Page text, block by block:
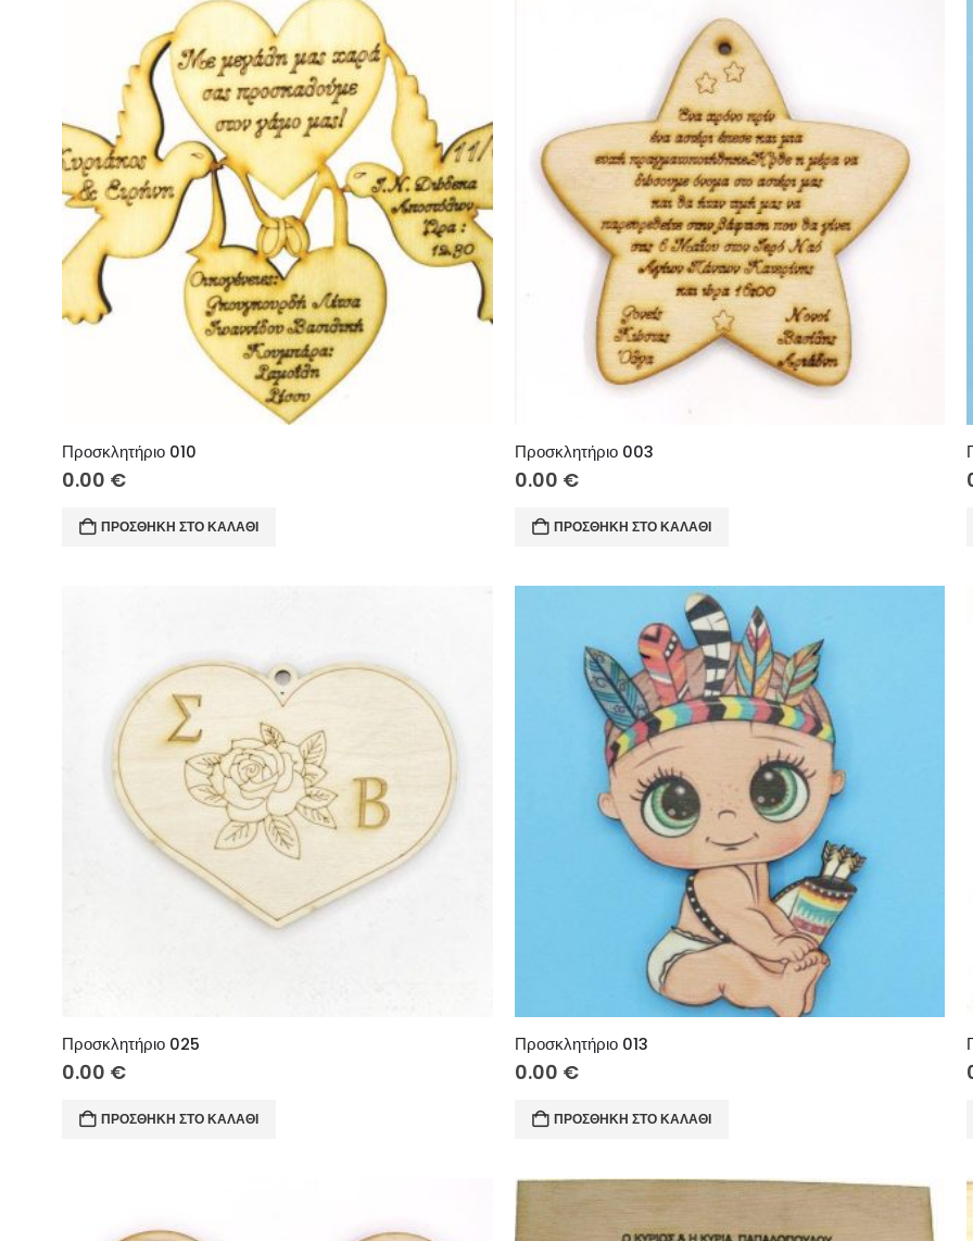
Προσκλητήριο 010
0.00 €
ΠΡΟΣΘΉΚΗ ΣΤΟ ΚΑΛΆΘΙ
Προσκλητήριο 003
0.00 €
ΠΡΟΣΘΉΚΗ ΣΤΟ ΚΑΛΆΘΙ
Προσκλητήριο 025
0.00 €
ΠΡΟΣΘΉΚΗ ΣΤΟ ΚΑΛΆΘΙ
Προσκλητήριο 013
0.00 €
ΠΡΟΣΘΉΚΗ ΣΤΟ ΚΑΛΆΘΙ